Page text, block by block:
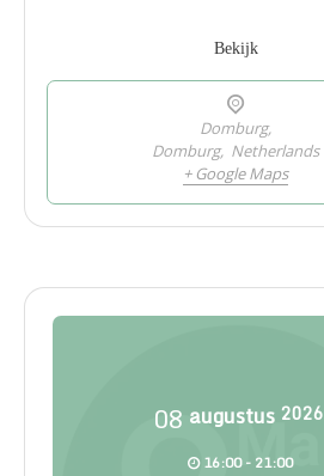
Bekijk
Domburg,
Domburg, Netherlands
+ Google Maps
08 augustus 2026
16:00 - 21:00